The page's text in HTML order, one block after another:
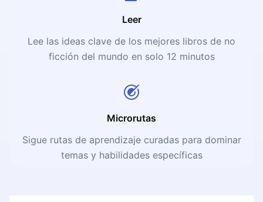
Leer
Lee las ideas clave de los mejores libros de no
ficción del mundo en solo 12 minutos
Microrutas
Sigue rutas de aprendizaje curadas para dominar
temas y habilidades específicas